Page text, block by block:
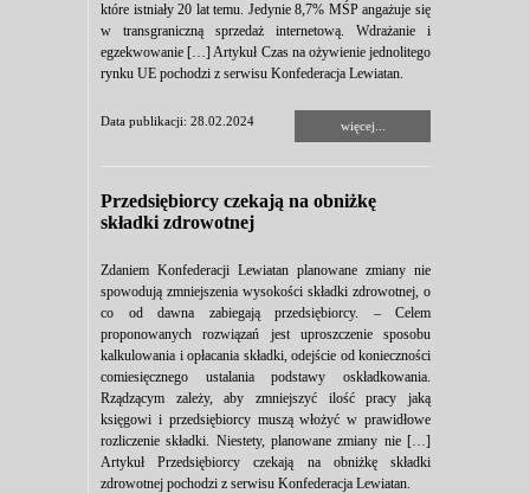
które istniały 20 lat temu. Jedynie 8,7% MŚP angażuje się
w transgraniczną sprzedaż internetową. Wdrażanie i
egzekwowanie […] Artykuł Czas na ożywienie jednolitego
rynku UE pochodzi z serwisu Konfederacja Lewiatan.
Data publikacji: 28.02.2024 więcej...
Przedsiębiorcy czekają na obniżkę
składki zdrowotnej
Zdaniem Konfederacji Lewiatan planowane zmiany nie
spowodują zmniejszenia wysokości składki zdrowotnej, o
co od dawna zabiegają przedsiębiorcy. – Celem
proponowanych rozwiązań jest uproszczenie sposobu
kalkulowania i opłacania składki, odejście od konieczności
comiesięcznego ustalania podstawy oskładkowania.
Rządzącym zależy, aby zmniejszyć ilość pracy jaką
księgowi i przedsiębiorcy muszą włożyć w prawidłowe
rozliczenie składki. Niestety, planowane zmiany nie […]
Artykuł Przedsiębiorcy czekają na obniżkę składki
zdrowotnej pochodzi z serwisu Konfederacja Lewiatan.